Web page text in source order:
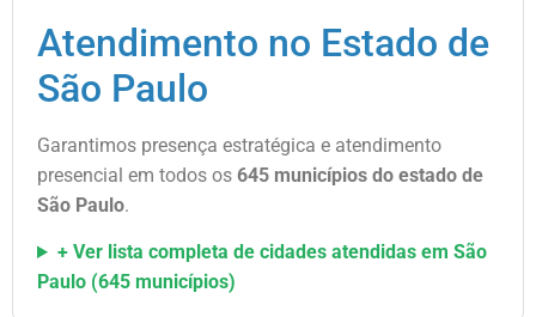
Atendimento no Estado de
São Paulo
Garantimos presença estratégica e atendimento
presencial em todos os 645 municípios do estado de
São Paulo.
+ Ver lista completa de cidades atendidas em São
Paulo (645 municípios)